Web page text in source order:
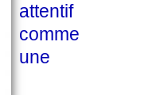
attentif
comme
une